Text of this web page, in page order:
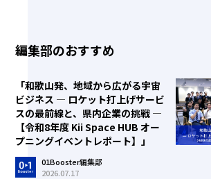
編集部のおすすめ
「和歌山発、地域から広がる宇宙
ビジネス ― ロケット打上げサービ
スの最前線と、県内企業の挑戦 ―
【令和8年度 Kii Space HUB オー
プニングイベントレポート】」
01Booster編集部
2026.07.17